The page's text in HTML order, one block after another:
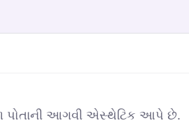
પોતાની આગવી એસ્થેટિક આપે છે.